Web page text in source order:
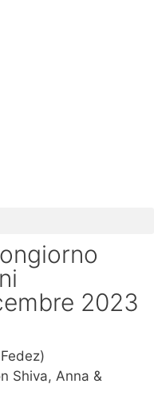
2023
Shiva, Anna &